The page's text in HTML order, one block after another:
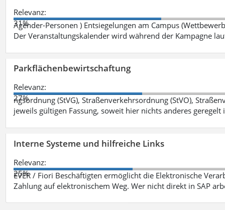
Relevanz:
31%
Agender-Personen ) Entsiegelungen am Campus
Der Veranstaltungskalender wird während der Kampagne
Parkflächenbewirtschaftung
Relevanz:
27%
ngsordnung (StVG), Straßenverkehrsordnung (StVO),
jeweils gültigen Fassung, soweit hier nichts anderes geregelt
Interne Systeme und hilfreiche Links
Relevanz:
25%
EVER / Fiori Beschäftigten ermöglicht die Elektronische
Zahlung auf elektronischem Weg. Wer nicht direkt in SAP